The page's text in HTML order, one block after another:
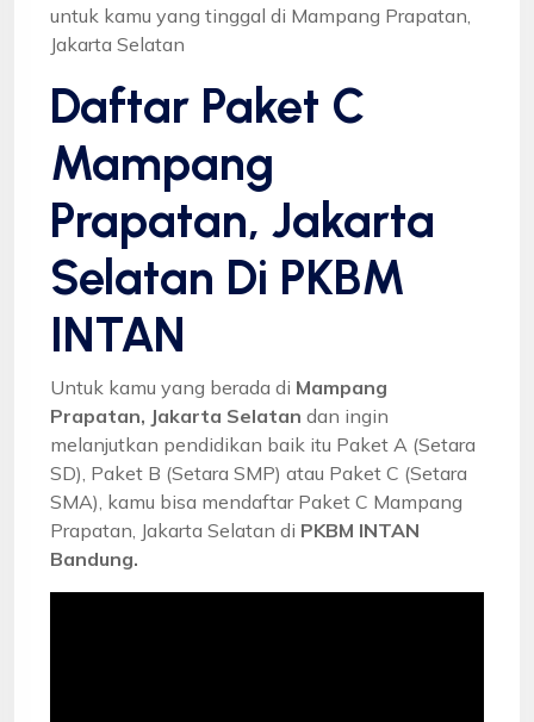
untuk kamu yang tinggal di Mampang Prapatan,
Jakarta Selatan
Daftar Paket C
Mampang
Prapatan, Jakarta
Selatan Di PKBM
INTAN
Untuk kamu yang berada di Mampang
Prapatan, Jakarta Selatan dan ingin
melanjutkan pendidikan baik itu Paket A (Setara
SD), Paket B (Setara SMP) atau Paket C (Setara
SMA), kamu bisa mendaftar Paket C Mampang
Prapatan, Jakarta Selatan di PKBM INTAN
Bandung.